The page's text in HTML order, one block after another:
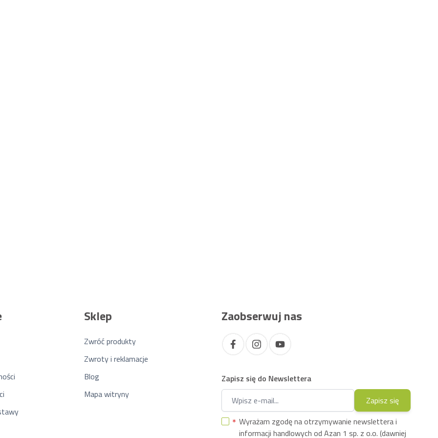
Sklep
Zwróć produkty
Zwroty i reklamacje
Blog
Mapa witryny
Zaobserwuj nas
Zapisz się do Newslettera
Adres e-mail
Zapisz się
Wyrażam zgodę na otrzymywanie newslettera i
informacji handlowych od Azan 1 sp. z o.o. (dawniej